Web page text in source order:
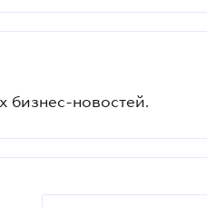
бизнес-новостей.